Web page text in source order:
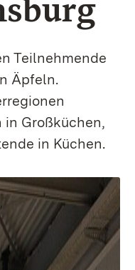
Teilnehmende
Äpfeln.
in Großküchen,
in Küchen.